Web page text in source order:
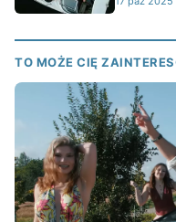
TO MOŻE CIĘ